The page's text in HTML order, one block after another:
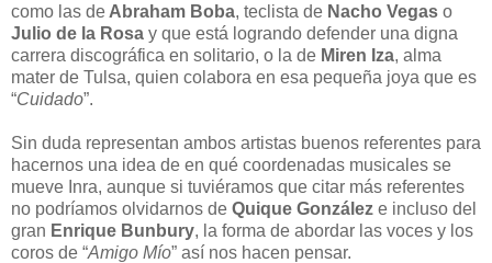
como las de Abraham Boba, teclista de Nacho Vegas o
Julio de la Rosa y que está logrando defender una digna
carrera discográfica en solitario, o la de Miren Iza, alma
mater de Tulsa, quien colabora en esa pequeña joya que es
“Cuidado”.
Sin duda representan ambos artistas buenos referentes para
hacernos una idea de en qué coordenadas musicales se
mueve Inra, aunque si tuviéramos que citar más referentes
no podríamos olvidarnos de Quique González e incluso del
gran Enrique Bunbury, la forma de abordar las voces y los
coros de “Amigo Mío” así nos hacen pensar.